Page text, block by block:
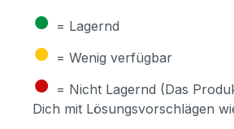
● = Lagernd
● = Wenig verfügbar
● = Nicht Lagernd (Das
Dich mit Lösungsvorschlägen